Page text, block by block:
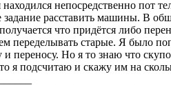
непосредственно пот
задание расставить машины. В
что придётся либо
переделывать старые. Я было
переносу. Но я то знаю что
я подсчитаю и скажу им на